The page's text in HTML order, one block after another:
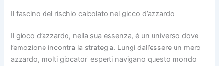
Il fascino del rischio calcolato nel gioco d’azzardo
Il gioco d’azzardo, nella sua essenza, è un universo dove
l’emozione incontra la strategia. Lungi dall’essere un mero
azzardo, molti giocatori esperti navigano questo mondo